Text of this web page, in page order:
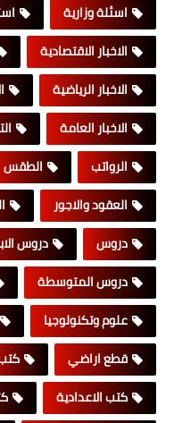
اسئلة وزارية
الاخبار الاقتصادية
الاخبار الرياضية
الاخبار العامة
الرواتب
الطقس
العقود والاجور
دروس
دروس
دروس المتوسطة
علوم وتكنولوجيا
قطع اراضي
كتب الاعدادية